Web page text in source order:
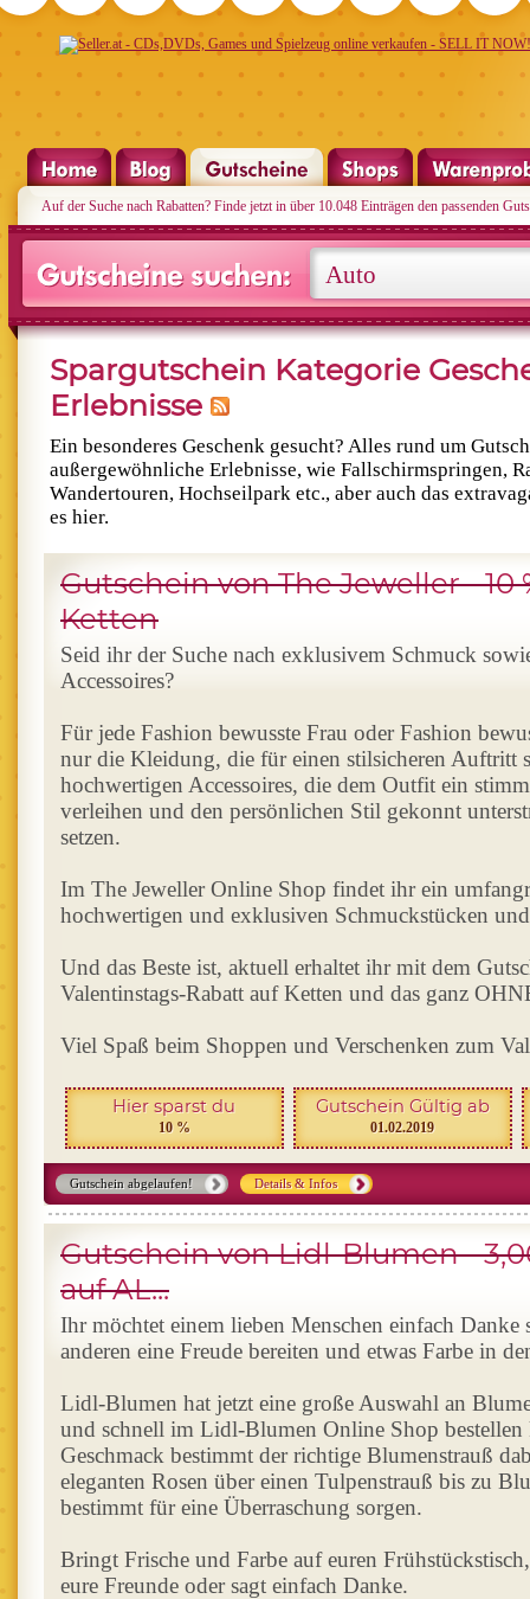
Auf der Suche nach Rabatten? Finde jetzt in über 10.048 Einträgen den passenden
Spargutschein Kategorie
Erlebnisse
Ein besonderes Geschenk gesucht? Alles rund um
außergewöhnliche Erlebnisse, wie Fallschirmspringen,
Wandertouren, Hochseilpark etc., aber auch das
es hier.
Gutschein von The Jeweller - 10
Ketten
Seid ihr der Suche nach exklusivem Schmuck
Accessoires?
Für jede Fashion bewusste Frau oder Fashion
nur die Kleidung, die für einen stilsicheren Auftritt
hochwertigen Accessoires, die dem Outfit ein
verleihen und den persönlichen Stil gekonnt
setzen.
Im The Jeweller Online Shop findet ihr ein
hochwertigen und exklusiven Schmuckstücken
Und das Beste ist, aktuell erhaltet ihr mit dem
Valentinstags-Rabatt auf Ketten und das ganz
Viel Spaß beim Shoppen und Verschenken zum
Hier sparst du
10 %
Gutschein Gültig ab
01.02.2019
Gutschein abgelaufen! Details & Infos
Gutschein von Lidl-Blumen -
auf AL...
Ihr möchtet einem lieben Menschen einfach Danke
anderen eine Freude bereiten und etwas Farbe in
Lidl-Blumen hat jetzt eine große Auswahl an
und schnell im Lidl-Blumen Online Shop
Geschmack bestimmt der richtige Blumenstrauß
eleganten Rosen über einen Tulpenstrauß bis zu
bestimmt für eine Überraschung sorgen.
Bringt Frische und Farbe auf euren
eure Freunde oder sagt einfach Danke.